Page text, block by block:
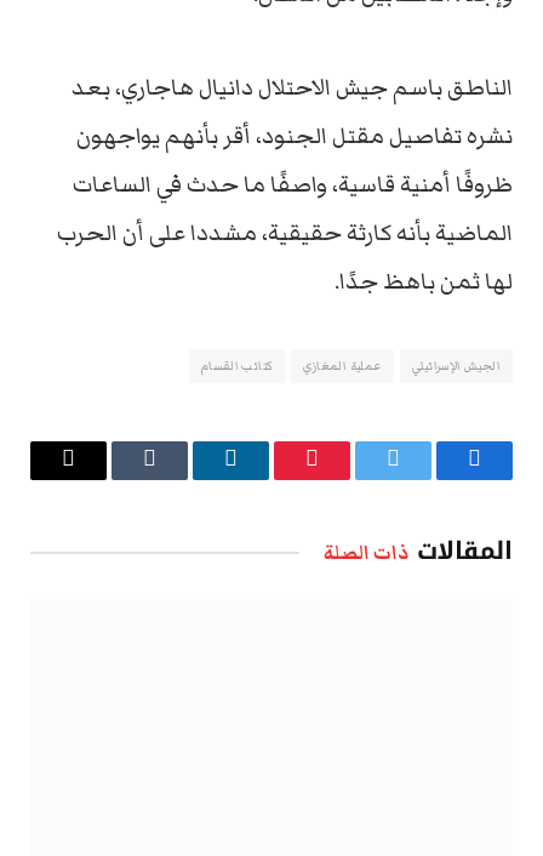
الناطق باسم جيش الاحتلال دانيال هاجاري، بعد
نشره تفاصيل مقتل الجنود، أقر بأنهم يواجهون
ظروفًا أمنية قاسية، واصفًا ما حدث في الساعات
الماضية بأنه كارثة حقيقية، مشددا على أن الحرب
لها ثمن باهظ جدًا.
الجيش الإسرائيلي عملية المغازي كتائب القسام
فيسبوك تويتر بينتيريستلينكدإن Tumblr
البريد
المقالات ذات الصلة